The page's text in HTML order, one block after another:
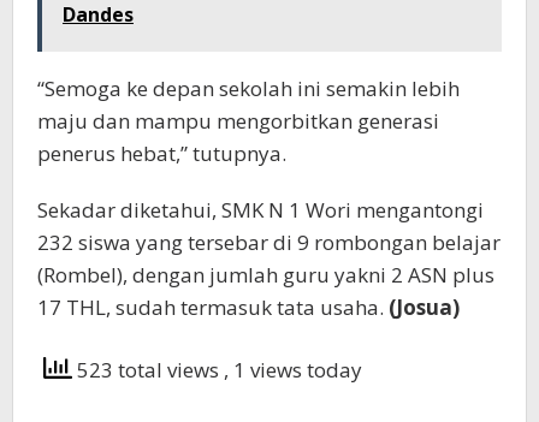
Dandes
“Semoga ke depan sekolah ini semakin lebih
maju dan mampu mengorbitkan generasi
penerus hebat,” tutupnya.
Sekadar diketahui, SMK N 1 Wori mengantongi
232 siswa yang tersebar di 9 rombongan belajar
(Rombel), dengan jumlah guru yakni 2 ASN plus
17 THL, sudah termasuk tata usaha. (Josua)
523 total views , 1 views today